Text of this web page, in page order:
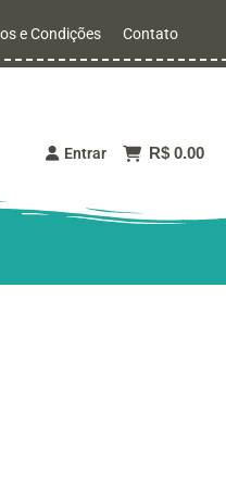
e Condições Contato
Entrar R$ 0.00